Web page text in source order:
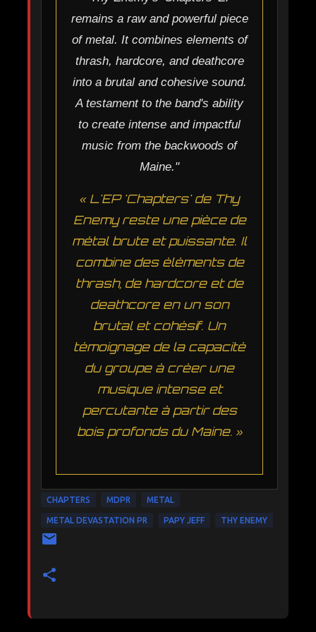
remains a raw and powerful piece
of metal. It combines elements of
thrash, hardcore, and deathcore
into a brutal and cohesive sound.
A testament to the band's ability
to create intense and impactful
music from the backwoods of
Maine."
« L'EP 'Chapters' de Thy
Enemy reste une pièce de
métal brute et puissante. Il
combine des éléments de
thrash, de hardcore et de
deathcore en un son
brutal et cohésif. Un
témoignage de la capacité
du groupe à créer une
musique intense et
percutante à partir des
bois profonds du Maine. »
CHAPTERS MDPR METAL
METAL DEVASTATION PR PAPY JEFF THY ENEMY